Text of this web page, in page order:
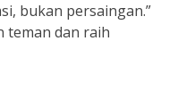
bukan persaingan.”
teman dan raih